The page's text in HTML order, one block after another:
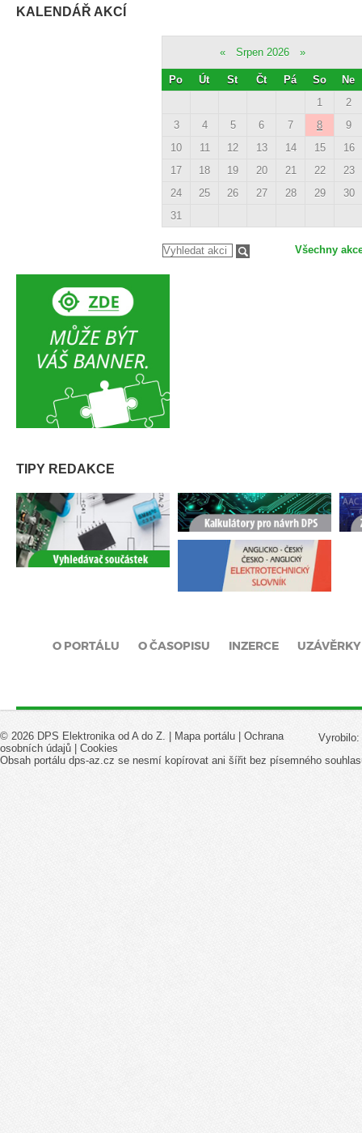
KALENDÁŘ AKCÍ
« Srpen 2026 »
Po Út St Čt Pá So
Ne
1
2
3
4 5 6 7 8
9
10
11 12 13 14 15
16
17
18 19 20 21 22
23
24
25 26 27 28 29
30
31
Všechny
TIPY REDAKCE
O PORTÁLU O ČASOPISU INZERCE UZÁVĚRKY
Vyrobilo:
© 2026 DPS Elektronika od A do Z. | Mapa portálu
Ochrana
osobních údajů
Cookies
Obsah portálu dps-az.cz se nesmí kopírovat ani šířit bez písemného